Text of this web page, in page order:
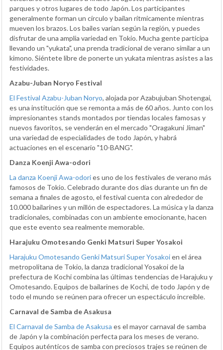
parques y otros lugares de todo Japón. Los participantes
generalmente forman un círculo y bailan rítmicamente mientras
mueven los brazos. Los bailes varían según la región, y puedes
disfrutar de una amplia variedad en Tokio. Mucha gente participa
llevando un "yukata", una prenda tradicional de verano similar a un
kimono. Siéntete libre de ponerte un yukata mientras asistes a las
festividades.
Azabu-Juban Noryo Festival
El Festival Azabu-Juban Noryo, alojada por Azabujuban Shotengai,
es una institución que se remonta a más de 60 años. Junto con los
impresionantes stands montados por tiendas locales famosas y
nuevos favoritos, se venderán en el mercado "Oragakuni Jiman"
una variedad de especialidades de todo Japón, y habrá
actuaciones en el escenario "10-BANG".
Danza Koenji Awa-odori
La danza Koenji Awa-odories uno de los festivales de verano más
famosos de Tokio. Celebrado durante dos días durante un fin de
semana a finales de agosto, el festival cuenta con alrededor de
10.000 bailarines y un millón de espectadores. La música y la danza
tradicionales, combinadas con un ambiente emocionante, hacen
que este evento sea realmente memorable.
Harajuku Omotesando Genki Matsuri Super Yosakoi
Harajuku Omotesando Genki Matsuri Super Yosakoien el área
metropolitana de Tokio, la danza tradicional Yosakoi de la
prefectura de Kochi combina las últimas tendencias de Harajuku y
Omotesando. Equipos de bailarines de Kochi, de todo Japón y de
todo el mundo se reúnen para ofrecer un espectáculo increíble.
Carnaval de Samba de Asakusa
El Carnaval de Samba de Asakusa es el mayor carnaval de samba
de Japón y la combinación perfecta para los meses de verano.
Equipos auténticos de samba con preciosos trajes se reúnen de